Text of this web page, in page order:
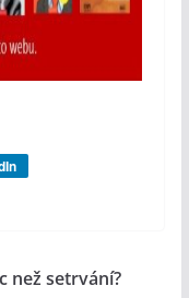
než setrvání?